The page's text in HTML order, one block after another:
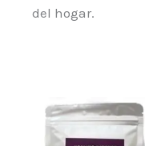
del hogar.